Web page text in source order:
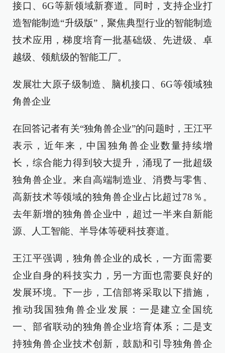
接口、6G等新领域新赛道。同时，支持企业打
造智能制造“升级版”，聚焦典型行业的智能制造
技术应用，梯度培育一批基础级、先进级、卓
越级、领航级的智能工厂。
发展壮大原子级制造、脑机接口、6G等领域独
角兽企业
在回答记者有关“独角兽企业”的问题时，王江平
表示，近年来，中国独角兽企业数量持续增
长，综合能力得到较大提升，涌现了一批超级
独角兽企业。来自高端制造业、消费与零售、
高新技术等领域的独角兽企业占比超过78％。
去年新增的独角兽企业中，超过一半来自新能
源、人工智能、半导体等硬科技赛道。
王江平强调，独角兽企业的成长，一方面需要
企业自身的科技实力，另一方面也需要良好的
发展环境。下一步，工信部将采取以下措施，
推动我国独角兽企业发展：一是建立全国统
一、部省联动的独角兽企业培育体系；二是支
持独角兽企业技术创新，鼓励和引导独角兽企